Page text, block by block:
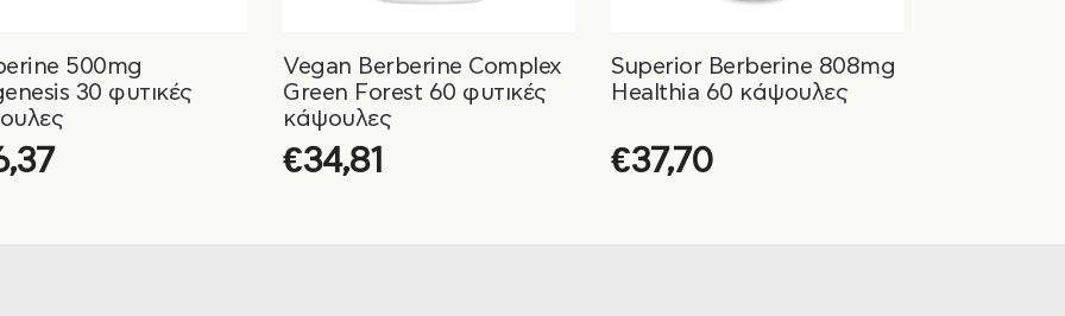
500mg
30 φυτικές
Vegan Berberine Complex
Green Forest 60 φυτικές
κάψουλες
€34,81
Superior Berberine 808mg
Healthia 60 κάψουλες
€37,70